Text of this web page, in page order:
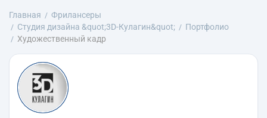
Главная
Фрилансеры
Студия дизайна &quot;3D-Кулагин&quot;
Портфолио
Художественный кадр